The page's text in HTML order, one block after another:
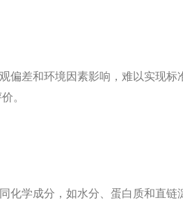
偏差和环境因素影响，难以实现标
。
化学成分，如水分、蛋白质和直链